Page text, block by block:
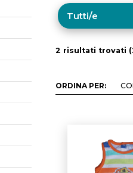
2 risultati trovati
ORDINA PER: